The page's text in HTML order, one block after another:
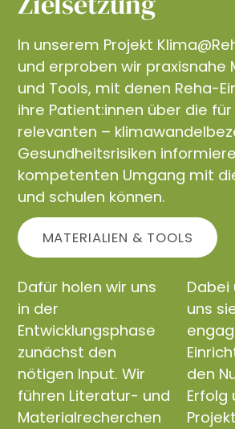
In unserem Projekt
und erproben wir praxisnahe
und Tools, mit denen Reha-
ihre Patient:innen über die
relevanten –
Gesundheitsrisiken
kompetenten Umgang mit
und schulen können.
MATERIALIEN & TOOLS
Dafür holen wir uns
in der
Entwicklungsphase
zunächst den
nötigen Input. Wir
führen Literatur- und
Materialrecherchen
uns
den
Erfolg